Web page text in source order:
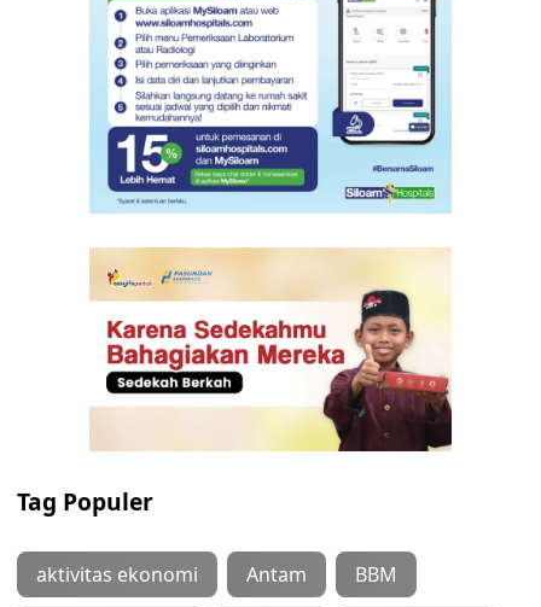
Tag Populer
aktivitas ekonomi Antam BBM